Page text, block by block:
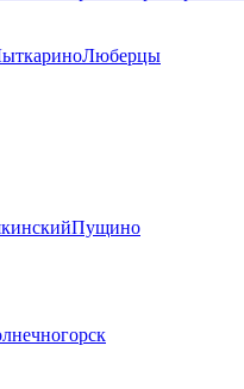
Люберцы
Пущино